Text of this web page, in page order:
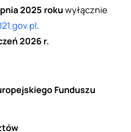
2025 roku wyłącznie
.
2026 r.
Funduszu